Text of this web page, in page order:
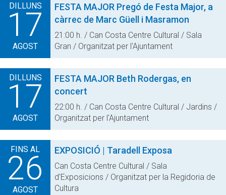
DILLUNS
17
AGOST
FESTA MAJOR Pregó de Festa Major, a
càrrec de Marc Güell i Masramon
21:00 h. / Can Costa Centre Cultural / Sala
Gran / Organitzat per l'Ajuntament
DILLUNS
17
AGOST
FESTA MAJOR Beth Rodergas, en
concert
22:00 h. / Can Costa Centre Cultural / Jardins /
Organitzat per l'Ajuntament
FINS AL
26
AGOST
EXPOSICIÓ | Taradell Exposa
Can Costa Centre Cultural / Sala
d'Exposicions / Organitzat per la Regidoria de
Cultura